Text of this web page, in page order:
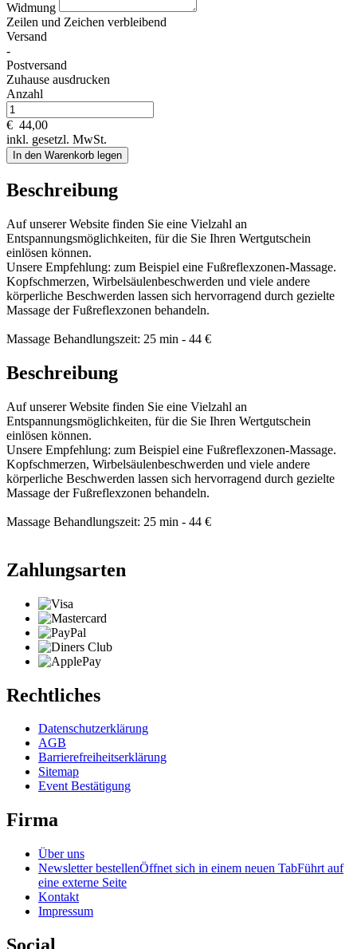
Widmung
Zeilen und Zeichen verbleibend
Versand
-
Postversand
Zuhause ausdrucken
Anzahl
€ 44,00
inkl. gesetzl. MwSt.
In den Warenkorb legen
Beschreibung
Auf unserer Website finden Sie eine Vielzahl an
Entspannungsmöglichkeiten, für die Sie Ihren Wertgutschein
einlösen können.
Unsere Empfehlung: zum Beispiel eine Fußreflexzonen-Massage.
Kopfschmerzen, Wirbelsäulenbeschwerden und viele andere
körperliche Beschwerden lassen sich hervorragend durch gezielte
Massage der Fußreflexzonen behandeln.
Massage Behandlungszeit: 25 min - 44 €
Beschreibung
Auf unserer Website finden Sie eine Vielzahl an
Entspannungsmöglichkeiten, für die Sie Ihren Wertgutschein
einlösen können.
Unsere Empfehlung: zum Beispiel eine Fußreflexzonen-Massage.
Kopfschmerzen, Wirbelsäulenbeschwerden und viele andere
körperliche Beschwerden lassen sich hervorragend durch gezielte
Massage der Fußreflexzonen behandeln.
Massage Behandlungszeit: 25 min - 44 €
Zahlungsarten
Rechtliches
Datenschutzerklärung
AGB
Barrierefreiheitserklärung
Sitemap
Event Bestätigung
Firma
Über uns
Newsletter bestellenÖffnet sich in einem neuen TabFührt auf
eine externe Seite
Kontakt
Impressum